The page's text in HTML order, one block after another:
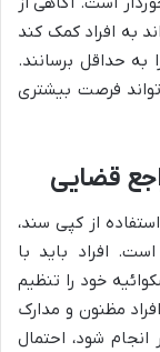
به افراد کمک کند
به حداقل برسانند.
فرصت بیشتری
قضایی
از کپی سند،
افراد باید با
خود را تنظیم
مظنون و مدارک
انجام شود، احتمال